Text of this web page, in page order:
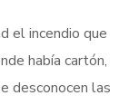
el incendio que
había cartón,
desconocen las